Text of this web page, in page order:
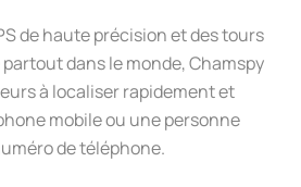
de haute précision et des tours
dans le monde, Chamspy
à localiser rapidement et
mobile ou une personne
de téléphone.